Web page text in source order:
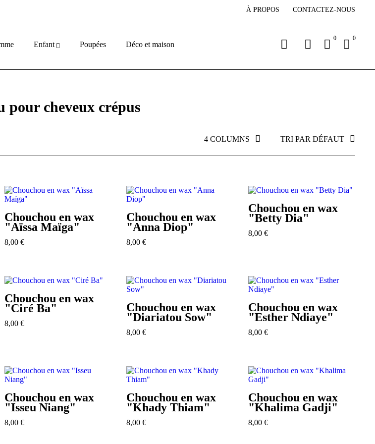
À PROPOS CONTACTEZ-NOUS
Enfant Poupées Déco et maison
0 0
pour cheveux crépus
4 COLUMNS TRI PAR DÉFAUT
Chouchou en wax
"Aïssa Maïga"
8,00 €
Chouchou en wax
"Anna Diop"
8,00 €
Chouchou en wax
"Betty Dia"
8,00 €
Chouchou en wax
"Ciré Ba"
8,00 €
Chouchou en wax
"Diariatou Sow"
8,00 €
Chouchou en wax
"Esther Ndiaye"
8,00 €
Chouchou en wax
"Isseu Niang"
8,00 €
Chouchou en wax
"Khady Thiam"
8,00 €
Chouchou en wax
"Khalima Gadji"
8,00 €